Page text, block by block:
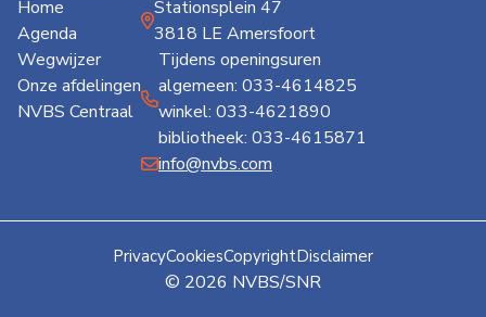
Home
Agenda
Wegwijzer
Onze afdelingen
NVBS Centraal
Stationsplein 47
3818 LE Amersfoort
Tijdens openingsuren
algemeen: 033-4614825
winkel: 033-4621890
bibliotheek: 033-4615871
info@nvbs.com
© 2026 NVBS/SNR
PrivacyCookiesCopyrightDisclaimer